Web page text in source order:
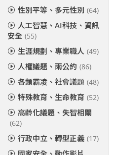
性別平等、多元性別 (64)
人工智慧、AI科技、資訊
安全 (55)
生涯規劃、專業職人 (49)
人權議題、兩公約 (86)
各類霸凌、社會議題 (48)
特殊教育、生命教育 (52)
高齡化議題、失智相關
(62)
行政中立、轉型正義 (17)